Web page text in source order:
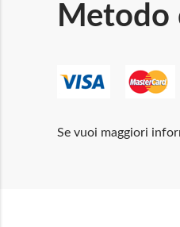
Metodo
Se vuoi maggiori